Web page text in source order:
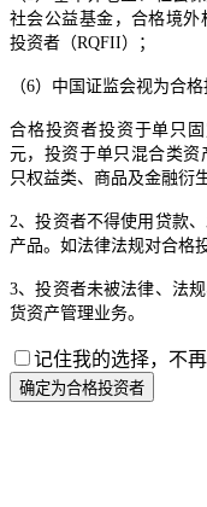
社会公益基金，合格境
投资者（RQFII）；
（6）中国证监会视为合
合格投资者投资于单只
元，投资于单只混合类资
只权益类、商品及金融衍
2、投资者不得使用贷款
产品。如法律法规对合格
3、投资者未被法律、法
货资产管理业务。
记住我的选择，不
确定为合格投资者